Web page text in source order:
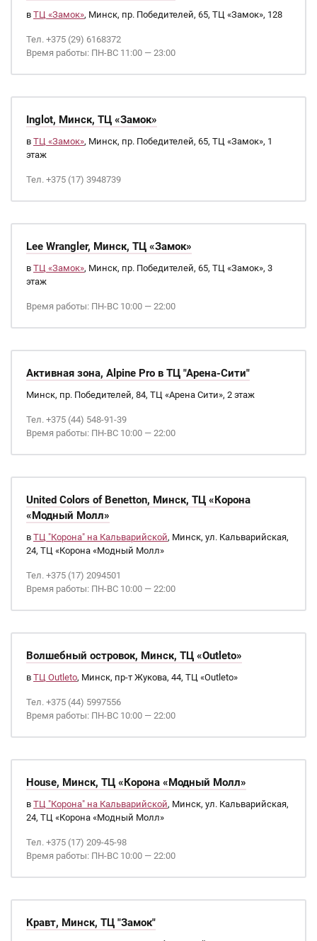
в ТЦ «Замок», Минск, пр. Победителей, 65, ТЦ «Замок», 128
Тел. +375 (29) 6168372
Время работы: ПН-ВС 11:00 — 23:00
Inglot, Минск, ТЦ «Замок»
в ТЦ «Замок», Минск, пр. Победителей, 65, ТЦ «Замок», 1
этаж
Тел. +375 (17) 3948739
Lee Wrangler, Минск, ТЦ «Замок»
в ТЦ «Замок», Минск, пр. Победителей, 65, ТЦ «Замок», 3
этаж
Время работы: ПН-ВС 10:00 — 22:00
Активная зона, Alpine Pro в ТЦ "Арена-Сити"
Минск, пр. Победителей, 84, ТЦ «Арена Сити», 2 этаж
Тел. +375 (44) 548-91-39
Время работы: ПН-ВС 10:00 — 22:00
United Colors of Benetton, Минск, ТЦ «Корона
«Модный Молл»
в ТЦ "Корона" на Кальварийской, Минск, ул. Кальварийская,
24, ТЦ «Корона «Модный Молл»
Тел. +375 (17) 2094501
Время работы: ПН-ВС 10:00 — 22:00
Волшебный островок, Минск, ТЦ «Outleto»
в ТЦ Outleto, Минск, пр-т Жукова, 44, ТЦ «Outleto»
Тел. +375 (44) 5997556
Время работы: ПН-ВС 10:00 — 22:00
House, Минск, ТЦ «Корона «Модный Молл»
в ТЦ "Корона" на Кальварийской, Минск, ул. Кальварийская,
24, ТЦ «Корона «Модный Молл»
Тел. +375 (17) 209-45-98
Время работы: ПН-ВС 10:00 — 22:00
Кравт, Минск, ТЦ "Замок"